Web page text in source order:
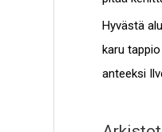
Hyvästä
karu
anteeksi